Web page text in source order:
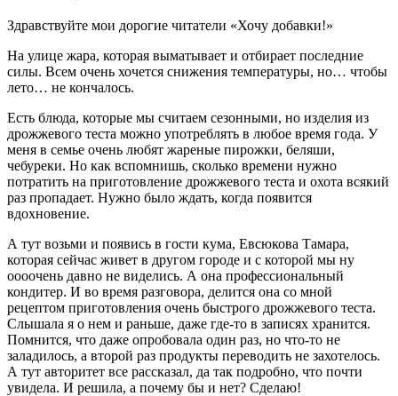
Здравствуйте мои дорогие читатели «Хочу добавки!»
На улице жара, которая выматывает и отбирает последние
силы. Всем очень хочется снижения температуры, но… чтобы
лето… не кончалось.
Есть блюда, которые мы считаем сезонными, но изделия из
дрожжевого теста можно употреблять в любое время года. У
меня в семье очень любят жареные пирожки, беляши,
чебуреки. Но как вспомнишь, сколько времени нужно
потратить на приготовление дрожжевого теста и охота всякий
раз пропадает. Нужно было ждать, когда появится
вдохновение.
А тут возьми и появись в гости кума, Евсюкова Тамара,
которая сейчас живет в другом городе и с которой мы ну
оооочень давно не виделись. А она профессиональный
кондитер. И во время разговора, делится она со мной
рецептом приготовления очень быстрого дрожжевого теста.
Слышала я о нем и раньше, даже где-то в записях хранится.
Помнится, что даже опробовала один раз, но что-то не
заладилось, а второй раз продукты переводить не захотелось.
А тут авторитет все рассказал, да так подробно, что почти
увидела. И решила, а почему бы и нет? Сделаю!